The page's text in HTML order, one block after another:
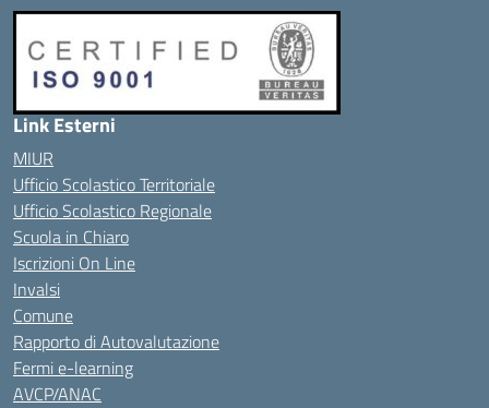
Link Esterni
MIUR
Ufficio Scolastico Territoriale
Ufficio Scolastico Regionale
Scuola in Chiaro
Iscrizioni On Line
Invalsi
Comune
Rapporto di Autovalutazione
Fermi e-learning
AVCP/ANAC